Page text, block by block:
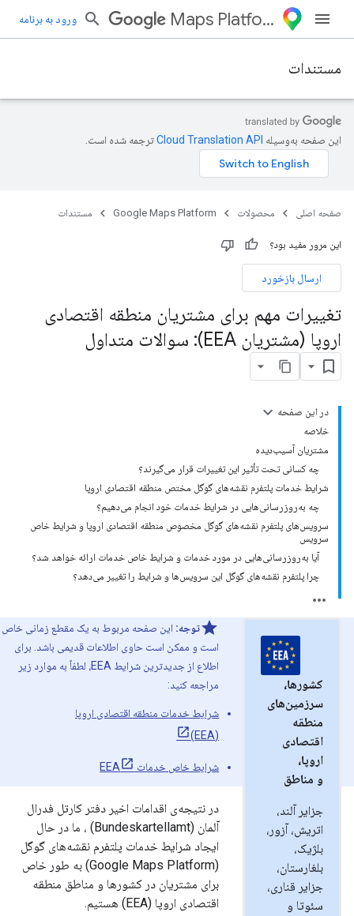
Maps Platform ورود به برنامه
مستندات
این صفحه به‌وسیله ترجمه شده است.
صفحه اصلی محصولات Google Maps Platform مستندات
این مرور مفید بود؟
ارسال بازخورد
تغییرات مهم برای مشتریان منطقه اقتصادی
اروپا (مشتریان EEA): سوالات متداول
در این صفحه
خلاصه
مشتریان آسیب‌دیده
چه کسانی تحت تأثیر این تغییرات قرار می‌گیرند؟
شرایط خدمات پلتفرم نقشه‌های گوگل مختص منطقه اقتصادی اروپا
چه به‌روزرسانی‌هایی در شرایط خدمات خود انجام می‌دهیم؟
سرویس‌های پلتفرم نقشه‌های گوگل مخصوص منطقه اقتصادی اروپا و شرایط خاص
سرویس
آیا به‌روزرسانی‌هایی در مورد خدمات و شرایط خاص خدمات ارائه خواهد شد؟
چرا پلتفرم نقشه‌های گوگل این سرویس‌ها و شرایط را تغییر می‌دهد؟
کشورها،
سرزمین‌های
منطقه
اقتصادی
اروپا،
و مناطق
جزایر آلند،
اتریش، آزور،
بلژیک،
بلغارستان،
جزایر قناری،
سئوتا و
توجه: این صفحه مربوط به یک مقطع زمانی خاص
است و ممکن است حاوی اطلاعات قدیمی باشد. برای
اطلاع از جدیدترین شرایط EEA، لطفاً به موارد زیر
مراجعه کنید:
شرایط خدمات منطقه اقتصادی اروپا
(EEA)
شرایط خاص خدمات EEA
در نتیجه‌ی اقدامات اخیر دفتر کارتل فدرال
آلمان (Bundeskartellamt) ، ما در حال
ایجاد شرایط خدمات پلتفرم نقشه‌های گوگل
(Google Maps Platform) به طور خاص
برای مشتریان در کشورها و مناطق منطقه
اقتصادی اروپا (EEA) هستیم.